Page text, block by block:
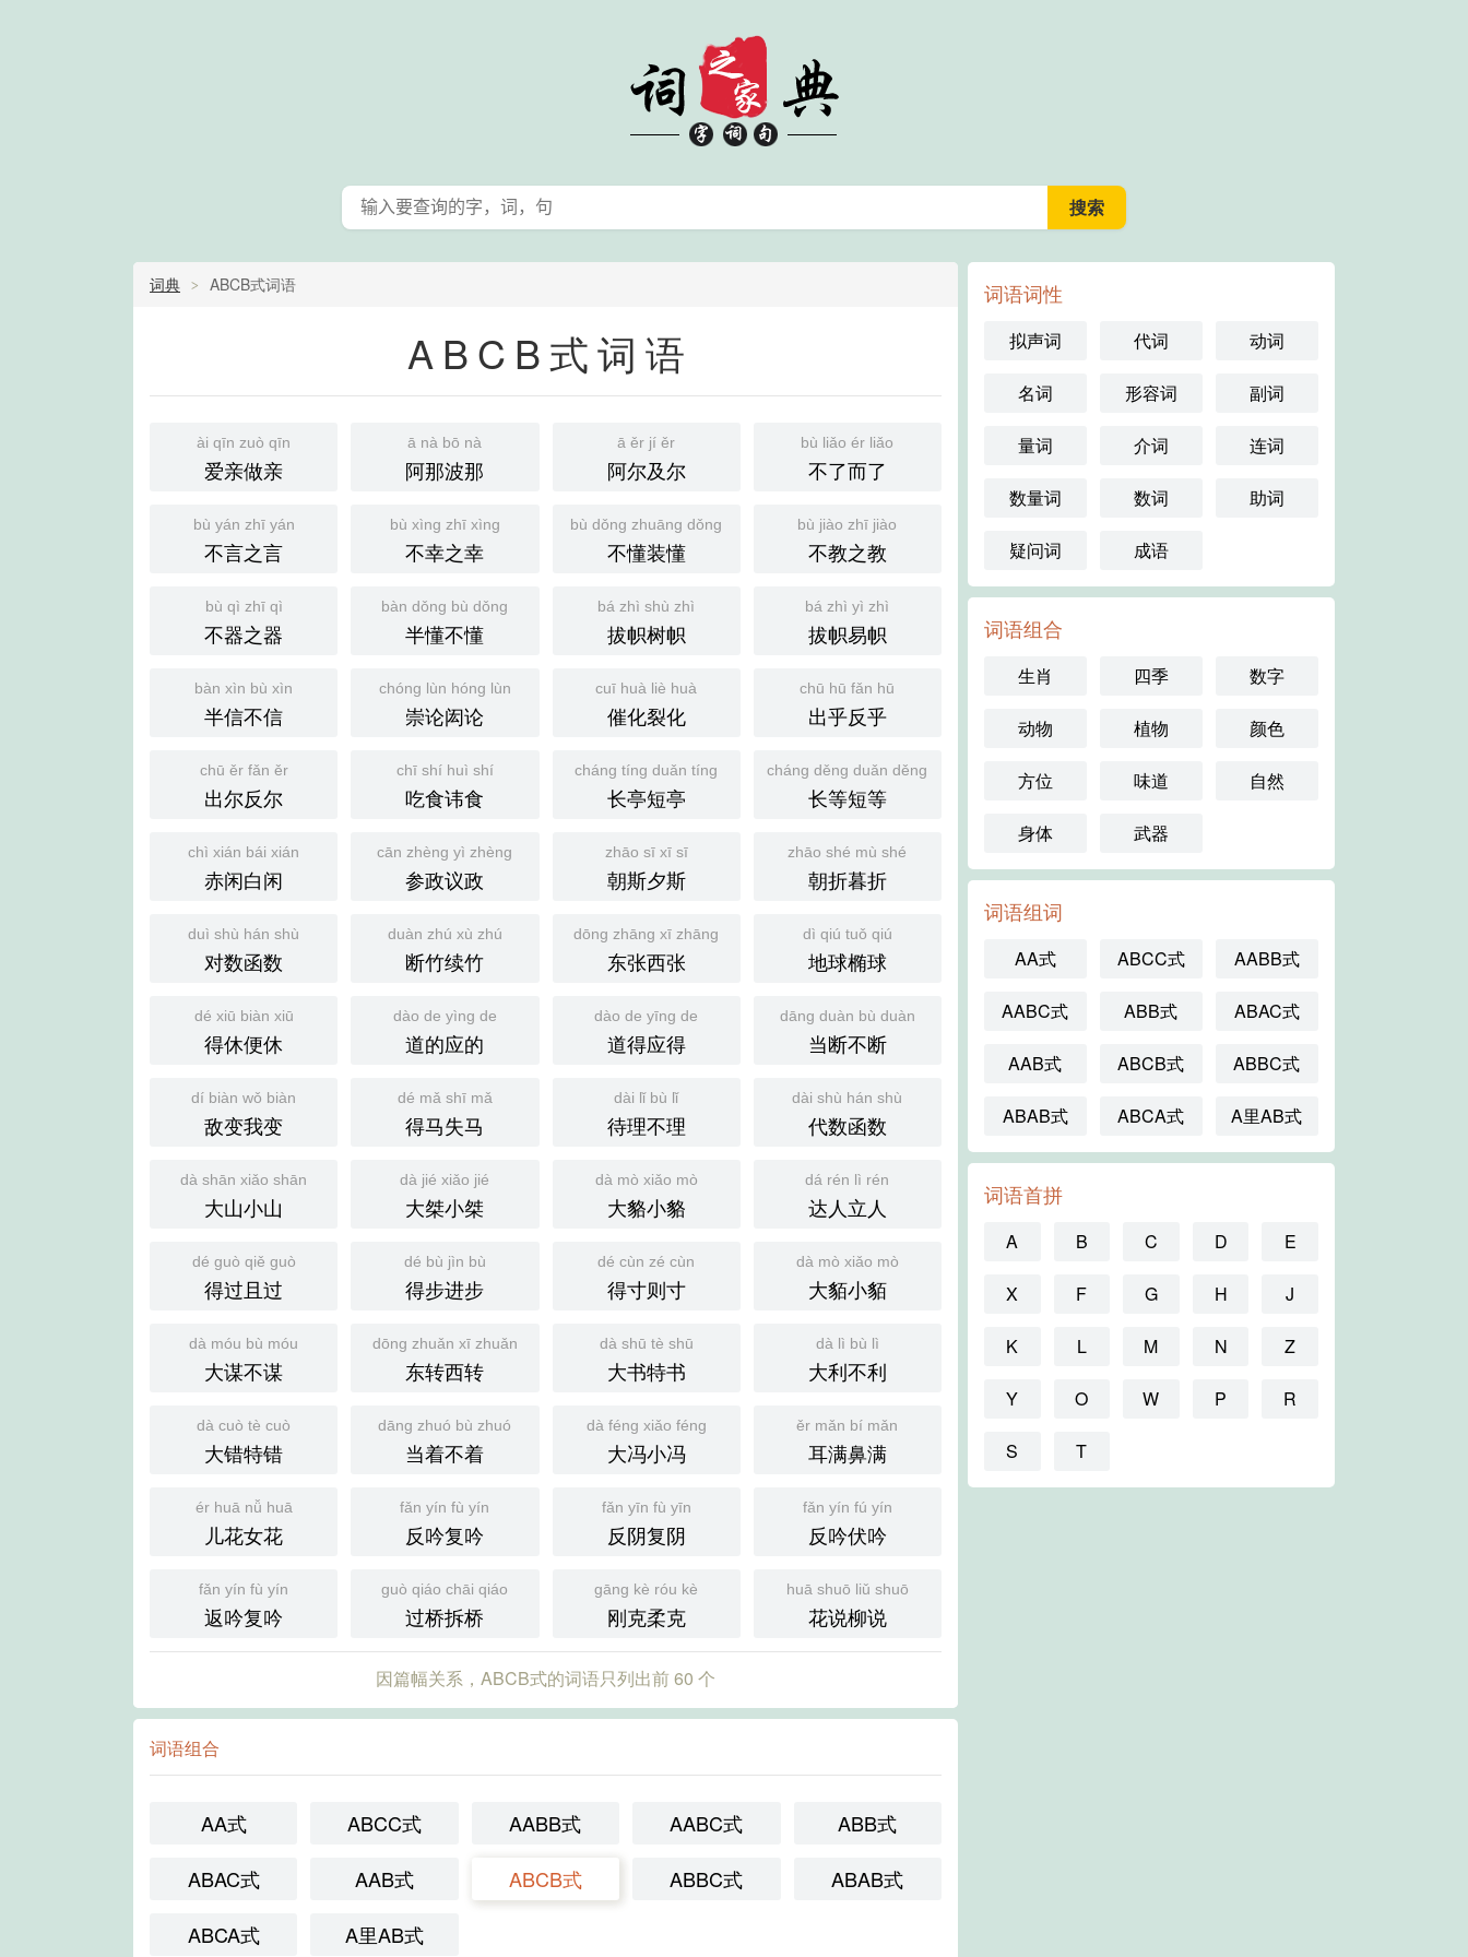
词典 ABCB式词语
ABCB式词语
ài qīn zuò qīn
爱亲做亲
ā nà bō nà
阿那波那
ā ěr jí ěr
阿尔及尔
bù liǎo ér liǎo
不了而了
bù yán zhī yán
不言之言
bù xìng zhī xìng
不幸之幸
bù dǒng zhuāng dǒng
不懂装懂
bù jiào zhī jiào
不教之教
bù qì zhī qì
不器之器
bàn dǒng bù dǒng
半懂不懂
bá zhì shù zhì
拔帜树帜
bá zhì yì zhì
拔帜易帜
bàn xìn bù xìn
半信不信
chóng lùn hóng lùn
崇论闳论
cuī huà liè huà
催化裂化
chū hū fǎn hū
出乎反乎
chū ěr fǎn ěr
出尔反尔
chī shí huì shí
吃食讳食
cháng tíng duǎn tíng
长亭短亭
cháng děng duǎn děng
长等短等
chì xián bái xián
赤闲白闲
cān zhèng yì zhèng
参政议政
zhāo sī xī sī
朝斯夕斯
zhāo shé mù shé
朝折暮折
duì shù hán shù
对数函数
duàn zhú xù zhú
断竹续竹
dōng zhāng xī zhāng
东张西张
dì qiú tuǒ qiú
地球椭球
dé xiū biàn xiū
得休便休
dào de yìng de
道的应的
dào de yīng de
道得应得
dāng duàn bù duàn
当断不断
dí biàn wǒ biàn
敌变我变
dé mǎ shī mǎ
得马失马
dài lǐ bù lǐ
待理不理
dài shù hán shù
代数函数
dà shān xiǎo shān
大山小山
dà jié xiǎo jié
大桀小桀
dà mò xiǎo mò
大貉小貉
dá rén lì rén
达人立人
dé guò qiě guò
得过且过
dé bù jìn bù
得步进步
dé cùn zé cùn
得寸则寸
dà mò xiǎo mò
大貊小貊
dà móu bù móu
大谋不谋
dōng zhuǎn xī zhuǎn
东转西转
dà shū tè shū
大书特书
dà lì bù lì
大利不利
dà cuò tè cuò
大错特错
dāng zhuó bù zhuó
当着不着
dà féng xiǎo féng
大冯小冯
ěr mǎn bí mǎn
耳满鼻满
ér huā nǚ huā
儿花女花
fǎn yín fù yín
反吟复吟
fǎn yīn fù yīn
反阴复阴
fǎn yín fú yín
反吟伏吟
fǎn yín fù yín
返吟复吟
guò qiáo chāi qiáo
过桥拆桥
gāng kè róu kè
刚克柔克
huā shuō liǔ shuō
花说柳说
因篇幅关系，ABCB式的词语只列出前 60 个
词语组合
AA式 ABCC式 AABB式 AABC式
ABB式
ABAC式
AAB式 ABCB式 ABBC式
ABAB式
ABCA式
A里AB式
词语词性
拟声词 代词 动词
名词 形容词 副词
量词 介词 连词
数量词 数词 助词
疑问词 成语
词语组合
生肖 四季 数字
动物 植物 颜色
方位 味道 自然
身体 武器
词语组词
AA式 ABCC式 AABB式
AABC式 ABB式 ABAC式
AAB式 ABCB式 ABBC式
ABAB式 ABCA式 A里AB式
词语首拼
A B C D E
X F G H J
K L M N Z
Y O W P R
S T